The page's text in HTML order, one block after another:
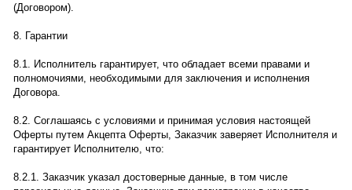
(Договором).
8. Гарантии
8.1. Исполнитель гарантирует, что обладает всеми правами и
полномочиями, необходимыми для заключения и исполнения
Договора.
8.2. Соглашаясь с условиями и принимая условия настоящей
Оферты путем Акцепта Оферты, Заказчик заверяет Исполнителя и
гарантирует Исполнителю, что:
8.2.1. Заказчик указал достоверные данные, в том числе